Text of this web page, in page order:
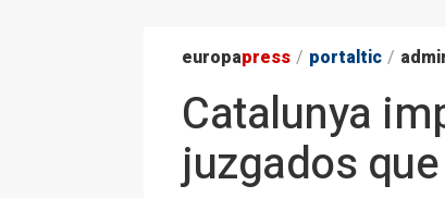
europapress / portaltic /
Catalunya
juzgados